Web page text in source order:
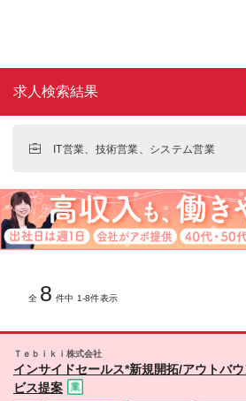
求人検索結果
IT営業、技術営業、システム営業
全 8 件中 1-8件表示
Ｔｅｂｉｋｉ株式会社
インサイドセールス*新規開拓/アウトバ
ビス提案